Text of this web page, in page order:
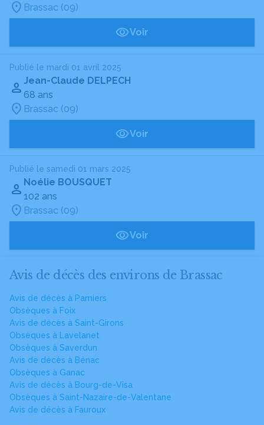
Brassac (09)
Voir
Publié le mardi 01 avril 2025
Jean-Claude DELPECH
68 ans
Brassac (09)
Voir
Publié le samedi 01 mars 2025
Noélie BOUSQUET
102 ans
Brassac (09)
Voir
Avis de décès des environs de Brassac
Avis de décès à Pamiers
Obsèques à Foix
Avis de décès à Saint-Girons
Obsèques à Lavelanet
Obsèques à Saverdun
Avis de décès à Bénac
Obsèques à Ganac
Avis de décès à Bourg-de-Visa
Obsèques à Saint-Nazaire-de-Valentane
Avis de décès à Fauroux